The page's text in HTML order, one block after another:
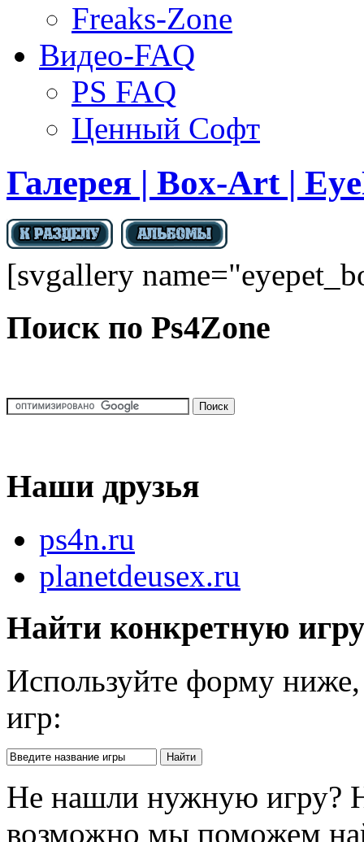
Freaks-Zone
Видео-FAQ
PS FAQ
Ценный Софт
Галерея | Box-Art |
[svgallery
Поиск по Ps4Zone
Наши друзья
ps4n.ru
planetdeusex.ru
Найти конкретную
Используйте форму
игр:
Не нашли нужную игру?
возможно мы поможем